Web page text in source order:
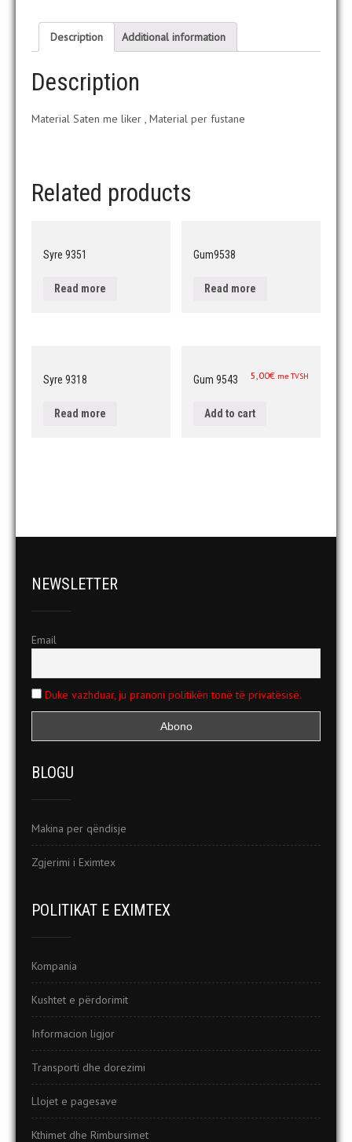
Description Additional information
Description
Material Saten me liker , Material per fustane
Related products
Syre 9351
Read more
Gum9538
Read more
Syre 9318
Read more
Gum 9543 5,00€ me TVSH
Add to cart
NEWSLETTER
Email
Duke vazhduar, ju pranoni politikën tonë të privatësisë.
BLOGU
Makina per qëndisje
Zgjerimi i Eximtex
POLITIKAT E EXIMTEX
Kompania
Kushtet e përdorimit
Informacion ligjor
Transporti dhe dorezimi
Llojet e pagesave
Kthimet dhe Rimbursimet